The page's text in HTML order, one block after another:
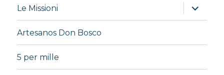
Le Missioni
apri
i
menu
Artesanos Don Bosco
5 per mille